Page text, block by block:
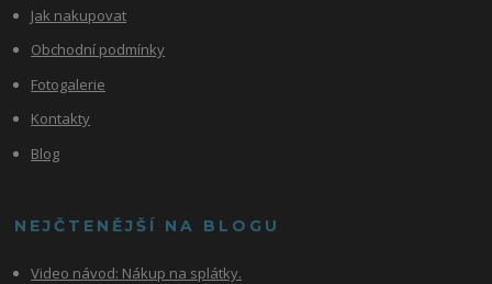
Jak nakupovat
Obchodní podmínky
Fotogalerie
Kontakty
Blog
NEJČTENĚJŠÍ NA BLOGU
Video návod: Nákup na splátky.